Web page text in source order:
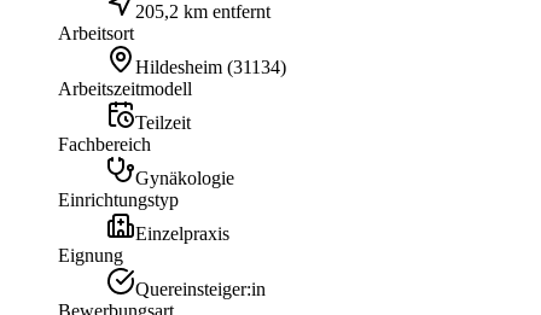
205,2 km entfernt
Arbeitsort
Hildesheim (31134)
Arbeitszeitmodell
Teilzeit
Fachbereich
Gynäkologie
Einrichtungstyp
Einzelpraxis
Eignung
Quereinsteiger:in
Bewerbungsart